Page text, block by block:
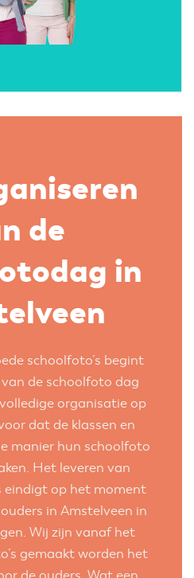
de
in
schoolfoto’s begint
de schoolfoto dag
organisatie op
dat de klassen en
manier hun schoolfoto
Het leveren van
eindigt op het moment
in Amstelveen in
Wij zijn vanaf het
gemaakt worden het